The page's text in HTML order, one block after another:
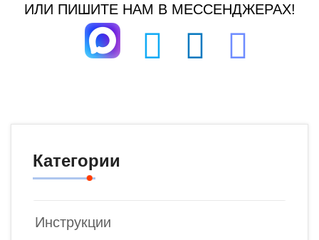
ИЛИ ПИШИТЕ НАМ В МЕССЕНДЖЕРАХ!
Категории
Инструкции